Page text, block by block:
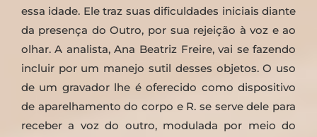
essa idade. Ele traz suas dificuldades iniciais diante
da presença do Outro, por sua rejeição à voz e ao
olhar. A analista, Ana Beatriz Freire, vai se fazendo
incluir por um manejo sutil desses objetos. O uso
de um gravador lhe é oferecido como dispositivo
de aparelhamento do corpo e R. se serve dele para
receber a voz do outro, modulada por meio do